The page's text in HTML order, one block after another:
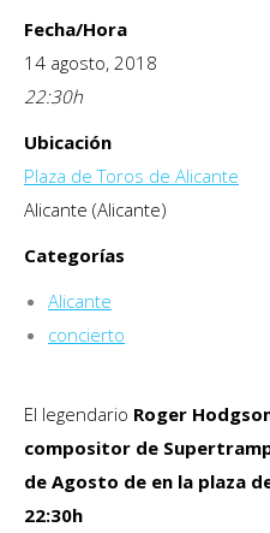
Fecha/Hora
14 agosto, 2018
22:30h
Ubicación
Plaza de Toros de Alicante
Alicante (Alicante)
Categorías
Alicante
concierto
El legendario Roger
compositor de
de Agosto de en la plaza
22:30h